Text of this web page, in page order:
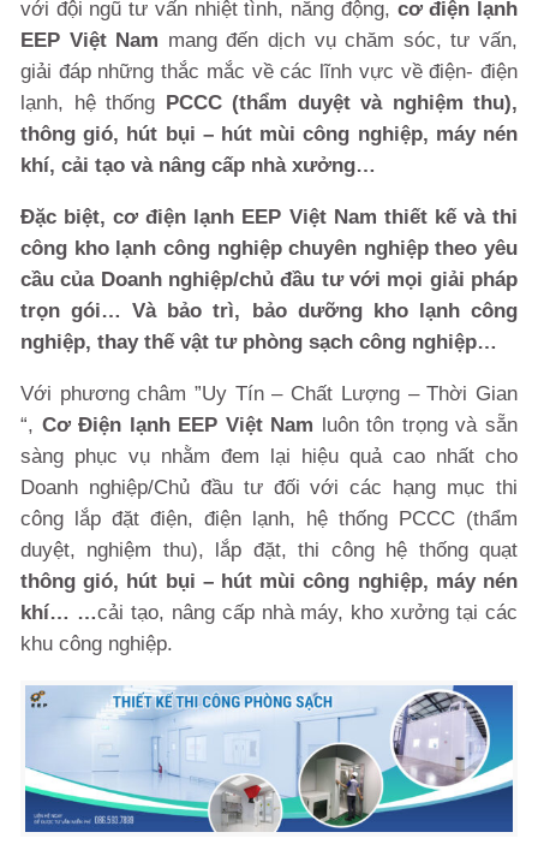
với đội ngũ tư vấn nhiệt tình, năng động, cơ điện lạnh
EEP Việt Nam mang đến dịch vụ chăm sóc, tư vấn,
giải đáp những thắc mắc về các lĩnh vực về điện- điện
lạnh, hệ thống
PCCC (thẩm duyệt và nghiệm thu),
thông gió, hút bụi – hút mùi công nghiệp, máy nén
khí, cải tạo và nâng cấp nhà xưởng…
Đặc biệt, cơ điện lạnh EEP Việt Nam thiết kế và thi
công kho lạnh công nghiệp chuyên nghiệp theo yêu
cầu của Doanh nghiệp/chủ đầu tư với mọi giải pháp
trọn gói… Và bảo trì, bảo dưỡng kho lạnh công
nghiệp, thay thế vật tư phòng sạch công nghiệp…
Với phương châm ”Uy Tín – Chất Lượng – Thời Gian
“, Cơ Điện lạnh EEP Việt Nam luôn tôn trọng và sẵn
sàng phục vụ nhằm đem lại hiệu quả cao nhất cho
Doanh nghiệp/Chủ đầu tư đối với các hạng mục thi
công lắp đặt điện, điện lạnh, hệ thống PCCC (thẩm
duyệt, nghiệm thu), lắp đặt, thi công hệ thống quạt
thông gió, hút bụi – hút mùi công nghiệp, máy nén
khí… …cải tạo, nâng cấp nhà máy, kho xưởng tại các
khu công nghiệp.